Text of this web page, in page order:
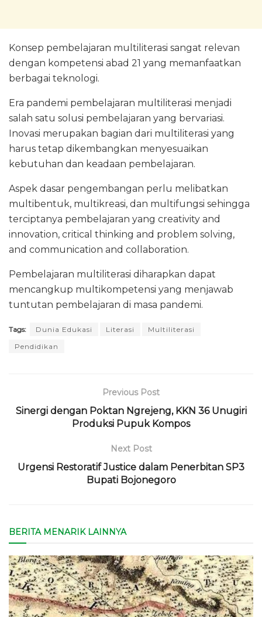
Konsep pembelajaran multiliterasi sangat relevan
dengan kompetensi abad 21 yang memanfaatkan
berbagai teknologi.
Era pandemi pembelajaran multiliterasi menjadi
salah satu solusi pembelajaran yang bervariasi.
Inovasi merupakan bagian dari multiliterasi yang
harus tetap dikembangkan menyesuaikan
kebutuhan dan keadaan pembelajaran.
Aspek dasar pengembangan perlu melibatkan
multibentuk, multikreasi, dan multifungsi sehingga
terciptanya pembelajaran yang creativity and
innovation, critical thinking and problem solving,
and communication and collaboration.
Pembelajaran multiliterasi diharapkan dapat
mencangkup multikompetensi yang menjawab
tuntutan pembelajaran di masa pandemi.
Tags: Dunia Edukasi Literasi
Multiliterasi
Pendidikan
Previous Post
Sinergi dengan Poktan Ngrejeng, KKN 36 Unugiri
Produksi Pupuk Kompos
Next Post
Urgensi Restoratif Justice dalam Penerbitan SP3
Bupati Bojonegoro
BERITA MENARIK LAINNYA